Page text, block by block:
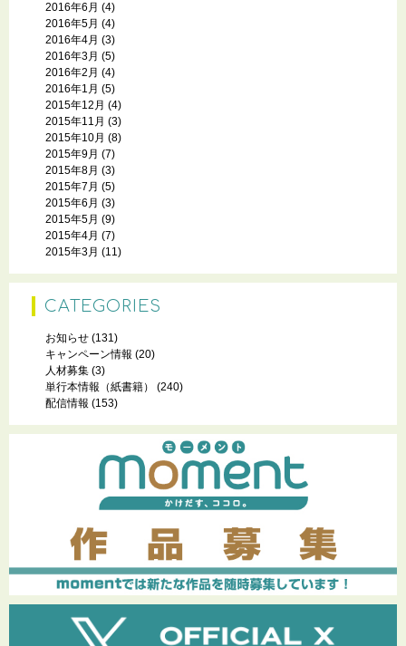
2016年6月 (4)
2016年5月 (4)
2016年4月 (3)
2016年3月 (5)
2016年2月 (4)
2016年1月 (5)
2015年12月 (4)
2015年11月 (3)
2015年10月 (8)
2015年9月 (7)
2015年8月 (3)
2015年7月 (5)
2015年6月 (3)
2015年5月 (9)
2015年4月 (7)
2015年3月 (11)
CATEGORIES
お知らせ (131)
キャンペーン情報 (20)
人材募集 (3)
単行本情報（紙書籍）
(240)
配信情報 (153)